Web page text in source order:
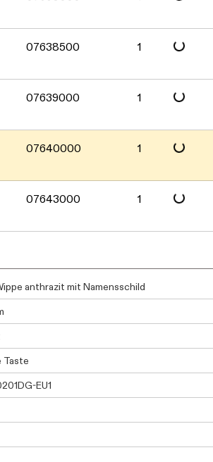
07638500 1
07639000 1
Daten werden geladen. Bitte warten...
07640000 1
Daten werden geladen. Bitte warten...
07643000 1
Daten werden geladen. Bitte warten...
anthrazit mit Namensschild
Taste
EU1